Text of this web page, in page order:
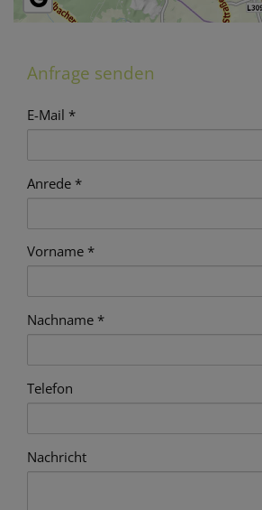
Anfrage senden
E-Mail
Anrede
Vorname
Nachname
Telefon
Nachricht